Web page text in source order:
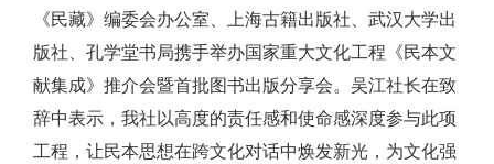
《民藏》编委会办公室、上海古籍出版社、武汉大学出
版社、孔学堂书局携手举办国家重大文化工程《民本文
献集成》推介会暨首批图书出版分享会。吴江社长在致
辞中表示，我社以高度的责任感和使命感深度参与此项
工程，让民本思想在跨文化对话中焕发新光，为文化强